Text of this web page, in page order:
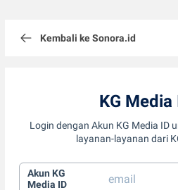
Kembali ke Sonora.id
KG Media
Login dengan Akun KG Media ID
layanan-layanan dari
Akun KG
Media ID